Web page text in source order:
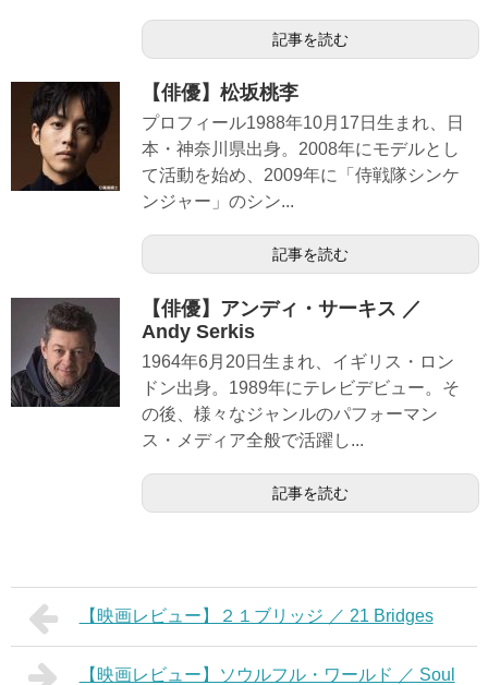
記事を読む
【俳優】松坂桃李
プロフィール1988年10月17日生まれ、日
本・神奈川県出身。2008年にモデルとし
て活動を始め、2009年に「侍戦隊シンケ
ンジャー」のシン...
記事を読む
【俳優】アンディ・サーキス ／
Andy Serkis
1964年6月20日生まれ、イギリス・ロン
ドン出身。1989年にテレビデビュー。そ
の後、様々なジャンルのパフォーマン
ス・メディア全般で活躍し...
記事を読む
【映画レビュー】２１ブリッジ ／ 21 Bridges
【映画レビュー】ソウルフル・ワールド ／ Soul